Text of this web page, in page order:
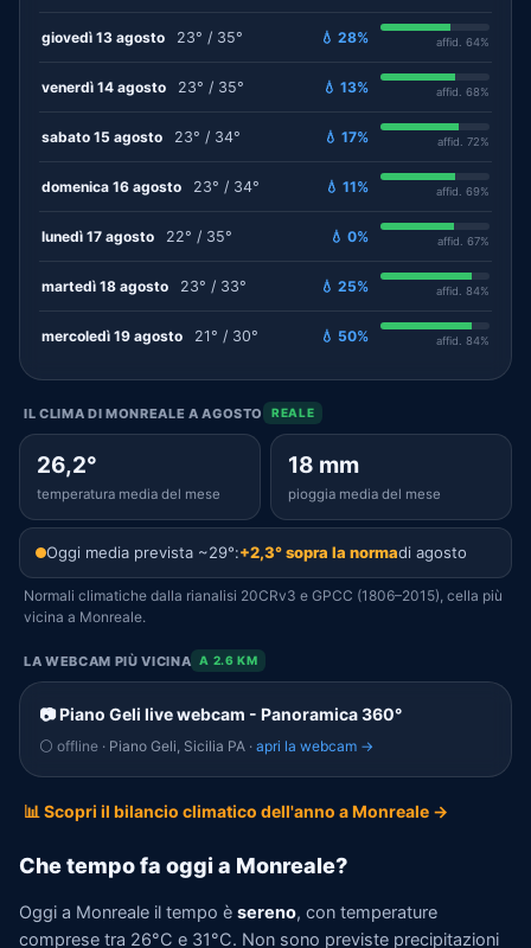
giovedì 13 agosto 23° / 35° 💧 28% affid. 64%
venerdì 14 agosto 23° / 35° 💧 13% affid. 68%
sabato 15 agosto 23° / 34° 💧 17% affid. 72%
domenica 16 agosto 23° / 34° 💧 11% affid. 69%
lunedì 17 agosto 22° / 35° 💧 0% affid. 67%
martedì 18 agosto 23° / 33° 💧 25% affid. 84%
mercoledì 19 agosto 21° / 30° 💧 50% affid. 84%
IL CLIMA DI MONREALE A AGOSTO REALE
26,2°
temperatura media del mese
18 mm
pioggia media del mese
Oggi media prevista ~29°:+2,3° sopra la normadi agosto
Normali climatiche dalla rianalisi 20CRv3 e GPCC (1806–2015), cella più
vicina a Monreale.
LA WEBCAM PIÙ VICINA A 2.6 KM
📷 Piano Geli live webcam - Panoramica 360°
⚪ offline · Piano Geli, Sicilia PA · apri la webcam →
📊 Scopri il bilancio climatico dell'anno a Monreale →
Che tempo fa oggi a Monreale?
Oggi a Monreale il tempo è sereno, con temperature
comprese tra 26°C e 31°C. Non sono previste precipitazioni